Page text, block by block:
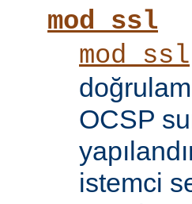
mod_ssl
mod_ssl
OCSP
istemci